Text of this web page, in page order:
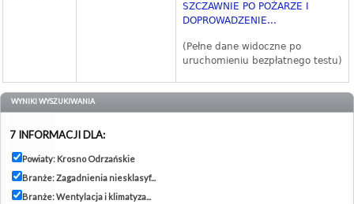
SZCZAWNIE PO POŻARZE I
DOPROWADZENIE...
(Pełne dane widoczne po
uruchomieniu bezpłatnego testu)
WYNIKI WYSZUKIWANIA
7 INFORMACJI DLA:
Powiaty: Krosno Odrzańskie
Branże: Zagadnienia niesklasyf...
Branże: Wentylacja i klimatyza...